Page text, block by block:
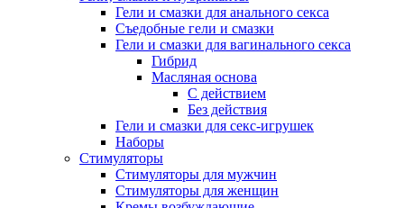
Гели и смазки для анального секса
Съедобные гели и смазки
Гели и смазки для вагинального секса
Гибрид
Масляная основа
С действием
Без действия
Гели и смазки для секс-игрушек
Наборы
Стимуляторы
Стимуляторы для мужчин
Стимуляторы для женщин